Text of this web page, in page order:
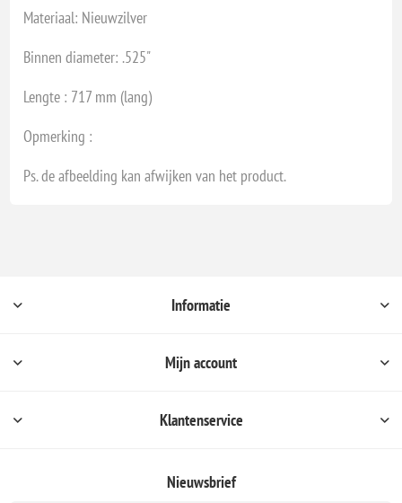
Materiaal: Nieuwzilver
Binnen diameter: .525"
Lengte : 717 mm (lang)
Opmerking :
Ps. de afbeelding kan afwijken van het product.
Informatie
Mijn account
Klantenservice
Nieuwsbrief